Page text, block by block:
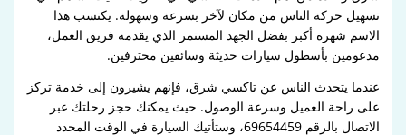
تسهيل حركة الناس من مكان لآخر بسرعة وسهولة. يكتسب هذا
الاسم شهرة أكبر بفضل الجهد المستمر الذي يقدمه فريق العمل،
مدعومين بأسطول سيارات حديثة وسائقين محترفين.
عندما يتحدث الناس عن تاكسي شرق، فإنهم يشيرون إلى خدمة تركز
على راحة العميل وسرعة الوصول. حيث يمكنك حجز رحلتك عبر
الاتصال بالرقم 69654459، وستأتيك السيارة في الوقت المحدد